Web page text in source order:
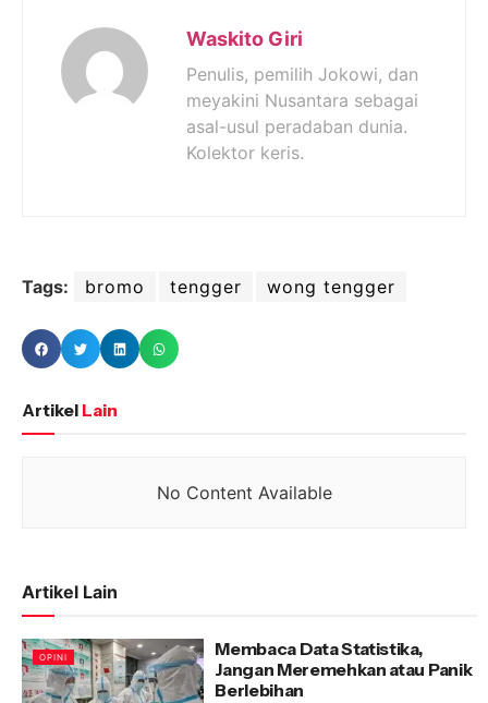
Waskito Giri
Penulis, pemilih Jokowi, dan
meyakini Nusantara sebagai
asal-usul peradaban dunia.
Kolektor keris.
Tags: bromo tengger wong tengger
Artikel Lain
No Content Available
Artikel Lain
OPINI
Membaca Data Statistika,
Jangan Meremehkan atau Panik
Berlebihan